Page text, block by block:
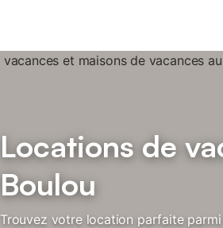
Locations de
Boulou
Trouvez votre location parfaite